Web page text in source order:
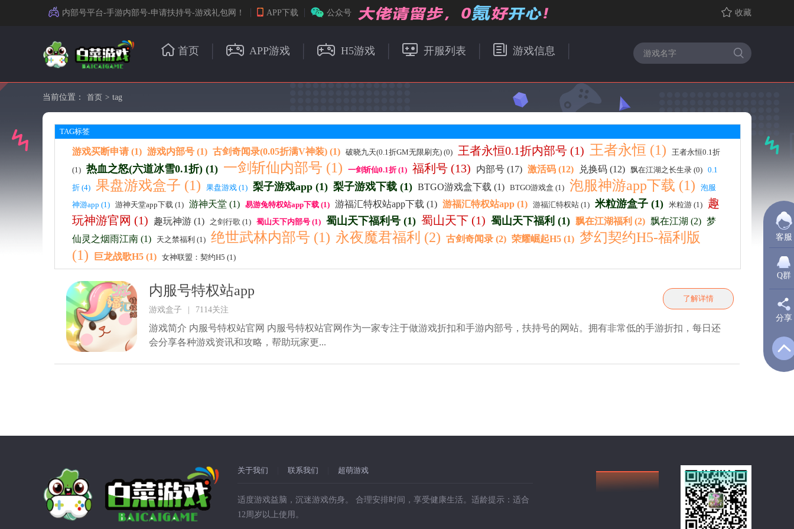
内部号平台-手游内部号-申请扶持号-游戏礼包网！ APP下载 公众号 收藏
首页 APP游戏 H5游戏 开服列表 游戏信息
当前位置： 首页 > tag
TAG标签
游戏买断申请 (1) 游戏内部号 (1) 古剑奇闻录(0.05折满V神装) (1) 破晓九天(0.1折GM无限刷充) (0) 王者永恒0.1折内部号 (1) 王者永恒 (1)
王者永恒0.1折
(1) 热血之怒(六道冰雪0.1折) (1) 一剑斩仙内部号 (1) 一剑斩仙0.1折 (1) 福利号 (13) 内部号 (17) 激活码 (12) 兑换码 (12) 飘在江湖之长生录 (0) 0.1
折 (4) 果盘游戏盒子 (1) 果盘游戏 (1) 梨子游戏app (1) 梨子游戏下载 (1) BTGO游戏盒下载 (1) BTGO游戏盒 (1) 泡服神游app下载 (1)
泡服
神游app (1) 游神天堂app下载 (1) 游神天堂 (1) 易游兔特权站app下载 (1) 游福汇特权站app下载 (1) 游福汇特权站app (1) 游福汇特权站 (1) 米粒游盒子 (1) 米粒游 (1)
趣
玩神游官网 (1)
趣玩神游 (1) 之剑行歌 (1) 蜀山天下内部号 (1) 蜀山天下福利号 (1) 蜀山天下 (1) 蜀山天下福利 (1) 飘在江湖福利 (2) 飘在江湖 (2) 梦
仙灵之烟雨江南 (1)
天之禁福利 (1) 绝世武林内部号 (1) 永夜魔君福利 (2) 古剑奇闻录 (2) 荣耀崛起H5 (1) 梦幻契约H5-福利版
(1)
巨龙战歌H5 (1) 女神联盟：契约H5 (1)
内服号特权站app
游戏盒子 7114关注
游戏简介 内服号特权站官网 内服号特权站官网作为一家专注于做游戏折扣和手游内部号，扶持号的网站。拥有非常低的手游折扣，每日还
会分享各种游戏资讯和攻略，帮助玩家更...
了解详情
关于我们 联系我们 超萌游戏
适度游戏益脑，沉迷游戏伤身。 合理安排时间，享受健康生活。适龄提示：适合
12周岁以上使用。
客服
Q群
分享